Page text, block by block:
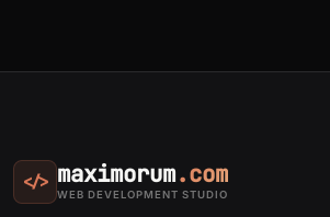
</> maximorum.com
WEB DEVELOPMENT STUDIO